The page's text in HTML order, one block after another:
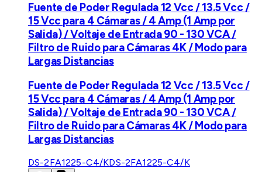
Fuente de Poder Regulada 12 Vcc / 13.5 Vcc /
15 Vcc para 4 Cámaras / 4 Amp (1 Amp por
Salida) / Voltaje de Entrada 90 - 130 VCA /
Filtro de Ruido para Cámaras 4K / Modo para
Largas Distancias
Fuente de Poder Regulada 12 Vcc / 13.5 Vcc /
15 Vcc para 4 Cámaras / 4 Amp (1 Amp por
Salida) / Voltaje de Entrada 90 - 130 VCA /
Filtro de Ruido para Cámaras 4K / Modo para
Largas Distancias
DS-2FA1225-C4/KDS-2FA1225-C4/K